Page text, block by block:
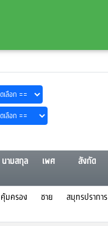
นามสกุล เพศ สังกัด
คุ้มครอง ชาย สมุทรปราการ